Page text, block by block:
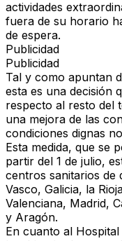
actividades
fuera de su horario
de espera.
Publicidad
Publicidad
Tal y como apuntan
esta es una decisión
respecto al resto del
una mejora de las
condiciones dignas
Esta medida, que se
partir del 1 de julio,
centros sanitarios de
Vasco, Galicia, la
Valenciana, Madrid,
y Aragón.
En cuanto al